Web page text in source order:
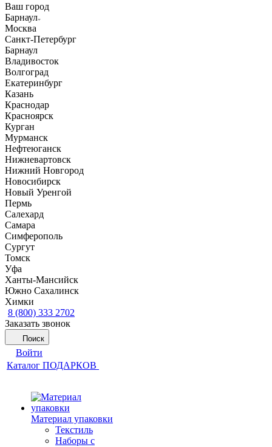
Ваш город
Барнаул
Москва
Санкт-Петербург
Барнаул
Владивосток
Волгоград
Екатеринбург
Казань
Краснодар
Красноярск
Курган
Мурманск
Нефтеюганск
Нижневартовск
Нижний Новгород
Новосибирск
Новый Уренгой
Пермь
Салехард
Самара
Симферополь
Сургут
Томск
Уфа
Ханты-Мансийск
Южно Сахалинск
Химки
8 (800) 333 2702
Заказать звонок
Поиск
Войти
Каталог ПОДАРКОВ
Материал упаковки
Текстиль
Наборы с